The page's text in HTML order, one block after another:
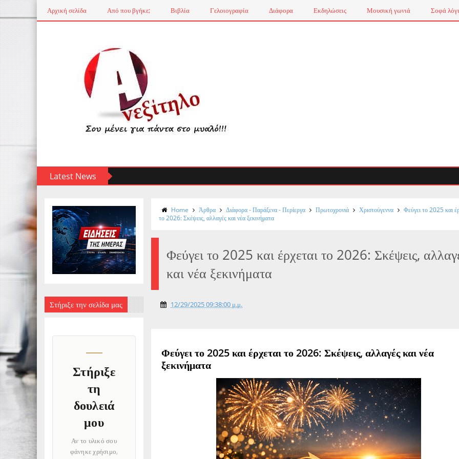
Αρχική σελίδα Από που βγήκε; Βιβλία Γελοιογραφία Διάφορα Εκδηλώσεις Μουσική γωνιά Σοφά
Latest News
Στήριξε την σελίδα μας
Στήριξε
τη
δουλειά
μου
Αν το υλικό σου
φάνηκε χρήσιμο,
Home Άρθρα Διάφορα - Παράξενα - Περίεργα Πρωτοχρονιά Χριστούγεννα
Φεύγει το 2025 και
το 2026: Σκέψεις, αλλαγές και νέα ξεκινήματα
Φεύγει το 2025 και έρχεται το 2026: Σκέψεις,
και νέα ξεκινήματα
12/29/2025 09:38:00 μ.μ.
Φεύγει το 2025 και έρχεται το 2026: Σκέψεις, αλλαγές και νέα
ξεκινήματα